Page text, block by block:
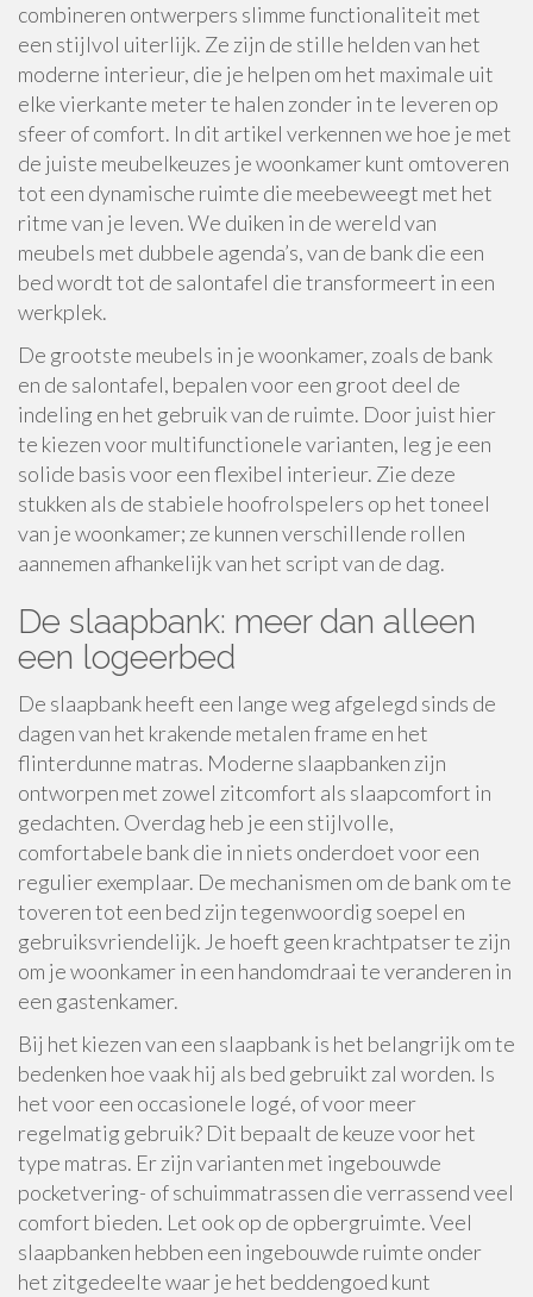
combineren ontwerpers slimme functionaliteit met
een stijlvol uiterlijk. Ze zijn de stille helden van het
moderne interieur, die je helpen om het maximale uit
elke vierkante meter te halen zonder in te leveren op
sfeer of comfort. In dit artikel verkennen we hoe je met
de juiste meubelkeuzes je woonkamer kunt omtoveren
tot een dynamische ruimte die meebeweegt met het
ritme van je leven. We duiken in de wereld van
meubels met dubbele agenda’s, van de bank die een
bed wordt tot de salontafel die transformeert in een
werkplek.
De grootste meubels in je woonkamer, zoals de bank
en de salontafel, bepalen voor een groot deel de
indeling en het gebruik van de ruimte. Door juist hier
te kiezen voor multifunctionele varianten, leg je een
solide basis voor een flexibel interieur. Zie deze
stukken als de stabiele hoofrolspelers op het toneel
van je woonkamer; ze kunnen verschillende rollen
aannemen afhankelijk van het script van de dag.
De slaapbank: meer dan alleen
een logeerbed
De slaapbank heeft een lange weg afgelegd sinds de
dagen van het krakende metalen frame en het
flinterdunne matras. Moderne slaapbanken zijn
ontworpen met zowel zitcomfort als slaapcomfort in
gedachten. Overdag heb je een stijlvolle,
comfortabele bank die in niets onderdoet voor een
regulier exemplaar. De mechanismen om de bank om te
toveren tot een bed zijn tegenwoordig soepel en
gebruiksvriendelijk. Je hoeft geen krachtpatser te zijn
om je woonkamer in een handomdraai te veranderen in
een gastenkamer.
Bij het kiezen van een slaapbank is het belangrijk om te
bedenken hoe vaak hij als bed gebruikt zal worden. Is
het voor een occasionele logé, of voor meer
regelmatig gebruik? Dit bepaalt de keuze voor het
type matras. Er zijn varianten met ingebouwde
pocketvering- of schuimmatrassen die verrassend veel
comfort bieden. Let ook op de opbergruimte. Veel
slaapbanken hebben een ingebouwde ruimte onder
het zitgedeelte waar je het beddengoed kunt